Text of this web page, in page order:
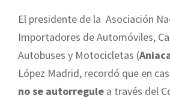
El presidente de la Asociación
Importadores de Automóviles,
Autobuses y Motocicletas (
López Madrid, recordó que en
no se autorregule a través del